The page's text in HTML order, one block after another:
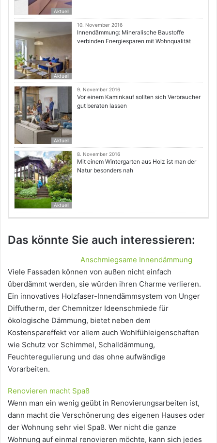
Aktuell
Aktuell
10. November 2016
Innendämmung: Mineralische Baustoffe
verbinden Energiesparen mit Wohnqualität
Aktuell
9. November 2016
Vor einem Kaminkauf sollten sich Verbraucher
gut beraten lassen
Aktuell
8. November 2016
Mit einem Wintergarten aus Holz ist man der
Natur besonders nah
Das könnte Sie auch interessieren:
Anschmiegsame Innendämmung
Viele Fassaden können von außen nicht einfach
überdämmt werden, sie würden ihren Charme verlieren.
Ein innovatives Holzfaser-Innendämmsystem von Unger
Diffutherm, der Chemnitzer Ideenschmiede für
ökologische Dämmung, bietet neben dem
Kostenspareffekt vor allem auch Wohlfühleigenschaften
wie Schutz vor Schimmel, Schalldämmung,
Feuchteregulierung und das ohne aufwändige
Vorarbeiten.
Renovieren macht Spaß
Wenn man ein wenig geübt in Renovierungsarbeiten ist,
dann macht die Verschönerung des eigenen Hauses oder
der Wohnung sehr viel Spaß. Wer nicht die ganze
Wohnung auf einmal renovieren möchte, kann sich jedes